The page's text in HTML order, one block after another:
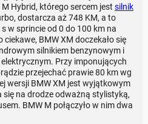
Hybrid, którego sercem jest silnik
dostarcza aż 748 KM, a to
w sprincie od 0 do 100 km na
BMW XM doczekało się
silnikiem benzynowym i
Przy imponujących
przejechać prawie 80 km wg
wersji BMW XM jest wyjątkowym
na drodze odważną stylistyką,
BMW M połączyło w nim dwa